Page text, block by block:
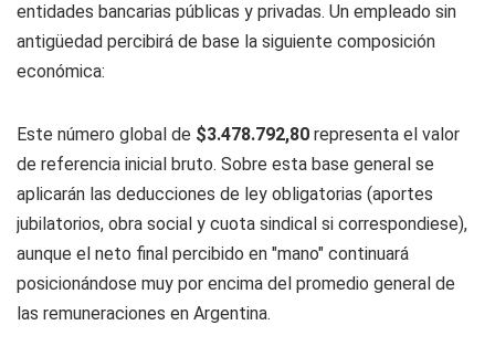
entidades bancarias públicas y privadas. Un empleado sin
antigüedad percibirá de base la siguiente composición
económica:
Este número global de $3.478.792,80 representa el valor
de referencia inicial bruto. Sobre esta base general se
aplicarán las deducciones de ley obligatorias (aportes
jubilatorios, obra social y cuota sindical si correspondiese),
aunque el neto final percibido en "mano" continuará
posicionándose muy por encima del promedio general de
las remuneraciones en Argentina.